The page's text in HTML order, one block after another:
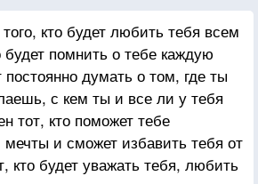
кто будет любить тебя всем
будет помнить о тебе каждую
постоянно думать о том, где ты
с кем ты и все ли у тебя
тот, кто поможет тебе
и сможет избавить тебя от
кто будет уважать тебя, любить